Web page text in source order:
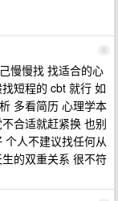
8
慢慢找 找适合的心
短程的 cbt 就行 如
多看简历 心理学本
合适就赶紧换 也别
个人不建议找任何从
的双重关系 很不符